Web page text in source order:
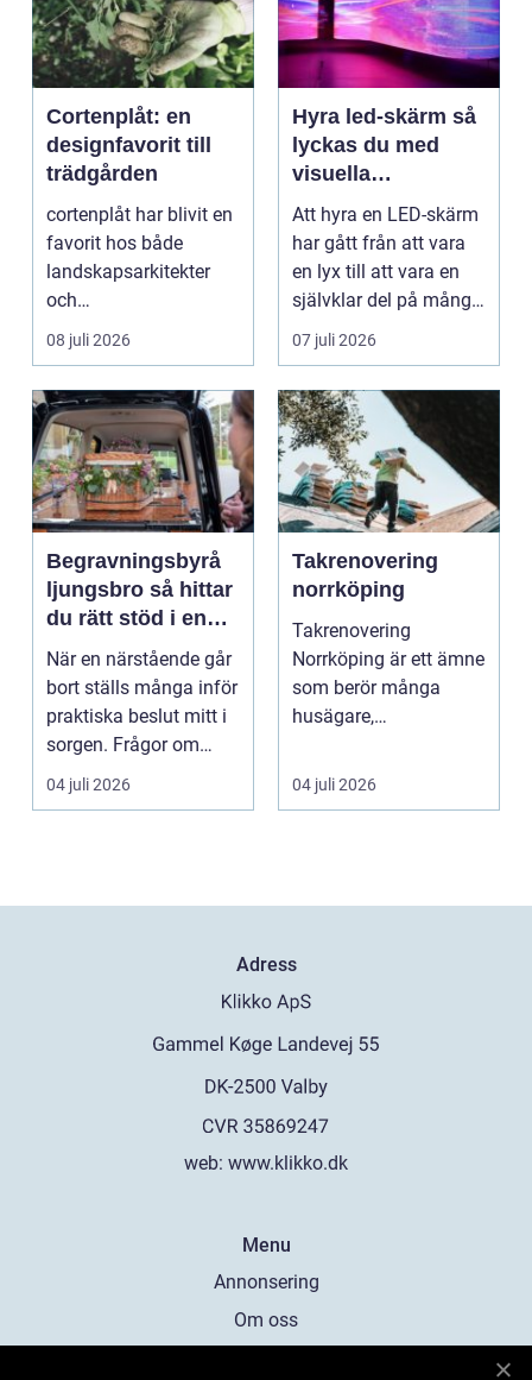
Cortenplåt: en
designfavorit till
trädgården
cortenplåt har blivit en
favorit hos både
landskapsarkitekter
och
trädgårdsentusiaster.
Det är ett m...
08 juli 2026
Hyra led-skärm så
lyckas du med
visuella
upplevelser på
event
Att hyra en LED-skärm
har gått från att vara
en lyx till att vara en
självklar del på många
event, m...
07 juli 2026
Begravningsbyrå
ljungsbro så hittar
du rätt stöd i en
svår tid
När en närstående går
bort ställs många inför
praktiska beslut mitt i
sorgen. Frågor om
ceremoni, ju...
04 juli 2026
Takrenovering
norrköping
Takrenovering
Norrköping är ett ämne
som berör många
husägare,
och fastighets...
04 juli 2026
Adress
web: www.klikko.dk
Menu
Annonsering
Om oss